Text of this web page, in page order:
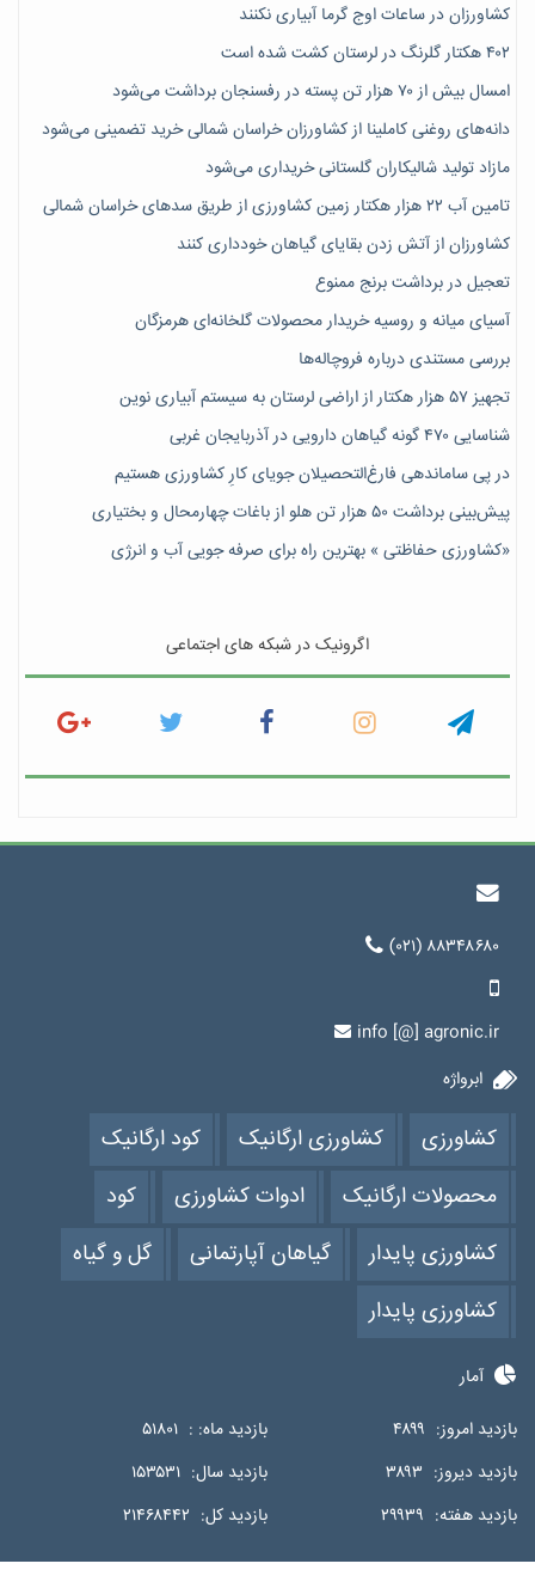
کشاورزان در ساعات اوج گرما آبیاری نکنند
۴۰۲ هکتار گلرنگ در لرستان کشت شده است
امسال بیش از ۷۰ هزار تن پسته در رفسنجان برداشت می‌شود
دانه‌های روغنی کاملینا از کشاورزان خراسان شمالی خرید تضمینی می‌شود
مازاد تولید شالیکاران گلستانی خریداری می‌شود
تامین آب ۲۲ هزار هکتار زمین کشاورزی از طریق سدهای خراسان شمالی
کشاورزان از آتش زدن بقایای گیاهان خودداری کنند
تعجیل در برداشت برنج ممنوع
آسیای میانه و روسیه خریدار محصولات گلخانه‌ای هرمزگان
بررسی مستندی درباره فروچاله‌ها
تجهیز ۵۷ هزار هکتار از اراضی لرستان به سیستم آبیاری نوین
شناسایی ۴۷٠ گونه گیاهان دارویی در آذربایجان غربی
در پی ساماندهی فارغ‌التحصیلان جویای کارِ کشاورزی هستیم
پیش‎‌بینی برداشت ۵۰ هزار تن هلو از باغات چهارمحال و بختیاری
«کشاورزی حفاظتی » بهترین راه برای صرفه جویی آب و انرژی
اگرونیک در شبکه های اجتماعی
(۰۲۱) ۸۸۳۴۸۶۸۰
info [@] agronic.ir
ابرواژه
کشاورزی کشاورزی ارگانیک
کود ارگانیک
محصولات ارگانیک
ادوات کشاورزی
کود
کشاورزی پایدار
گیاهان آپارتمانی
گل و گیاه
کشاورزی پایدار
آمار
بازدید امروز: ۴۸۹۹ بازدید ماه: : ۵۱۸۰۱
بازدید دیروز: ۳۸۹۳ بازدید سال: ۱۵۳۵۳۱
بازدید هفته: ۲۹۹۳۹ بازدید کل: ۲۱۴۶۸۴۴۲